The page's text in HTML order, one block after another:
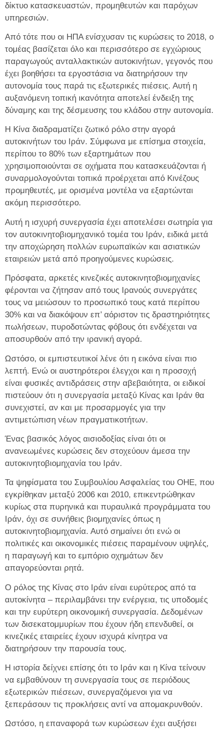
δίκτυο κατασκευαστών, προμηθευτών και παρόχων
υπηρεσιών.
Από τότε που οι ΗΠΑ ενίσχυσαν τις κυρώσεις το 2018, ο
τομέας βασίζεται όλο και περισσότερο σε εγχώριους
παραγωγούς ανταλλακτικών αυτοκινήτων, γεγονός που
έχει βοηθήσει τα εργοστάσια να διατηρήσουν την
αυτονομία τους παρά τις εξωτερικές πιέσεις. Αυτή η
αυξανόμενη τοπική ικανότητα αποτελεί ένδειξη της
δύναμης και της δέσμευσης του κλάδου στην αυτονομία.
Η Κίνα διαδραματίζει ζωτικό ρόλο στην αγορά
αυτοκινήτων του Ιράν. Σύμφωνα με επίσημα στοιχεία,
περίπου το 80% των εξαρτημάτων που
χρησιμοποιούνται σε οχήματα που κατασκευάζονται ή
συναρμολογούνται τοπικά προέρχεται από Κινέζους
προμηθευτές, με ορισμένα μοντέλα να εξαρτώνται
ακόμη περισσότερο.
Αυτή η ισχυρή συνεργασία έχει αποτελέσει σωτηρία για
τον αυτοκινητοβιομηχανικό τομέα του Ιράν, ειδικά μετά
την αποχώρηση πολλών ευρωπαϊκών και ασιατικών
εταιρειών μετά από προηγούμενες κυρώσεις.
Πρόσφατα, αρκετές κινεζικές αυτοκινητοβιομηχανίες
φέρονται να ζήτησαν από τους Ιρανούς συνεργάτες
τους να μειώσουν το προσωπικό τους κατά περίπου
30% και να διακόψουν επ’ αόριστον τις δραστηριότητες
πωλήσεων, πυροδοτώντας φόβους ότι ενδέχεται να
αποσυρθούν από την ιρανική αγορά.
Ωστόσο, οι εμπιστευτικοί λένε ότι η εικόνα είναι πιο
λεπτή. Ενώ οι αυστηρότεροι έλεγχοι και η προσοχή
είναι φυσικές αντιδράσεις στην αβεβαιότητα, οι ειδικοί
πιστεύουν ότι η συνεργασία μεταξύ Κίνας και Ιράν θα
συνεχιστεί, αν και με προσαρμογές για την
αντιμετώπιση νέων πραγματικοτήτων.
Ένας βασικός λόγος αισιοδοξίας είναι ότι οι
ανανεωμένες κυρώσεις δεν στοχεύουν άμεσα την
αυτοκινητοβιομηχανία του Ιράν.
Τα ψηφίσματα του Συμβουλίου Ασφαλείας του ΟΗΕ, που
εγκρίθηκαν μεταξύ 2006 και 2010, επικεντρώθηκαν
κυρίως στα πυρηνικά και πυραυλικά προγράμματα του
Ιράν, όχι σε συνήθεις βιομηχανίες όπως η
αυτοκινητοβιομηχανία. Αυτό σημαίνει ότι ενώ οι
πολιτικές και οικονομικές πιέσεις παραμένουν υψηλές,
η παραγωγή και το εμπόριο οχημάτων δεν
απαγορεύονται ρητά.
Ο ρόλος της Κίνας στο Ιράν είναι ευρύτερος από τα
αυτοκίνητα – περιλαμβάνει την ενέργεια, τις υποδομές
και την ευρύτερη οικονομική συνεργασία. Δεδομένων
των δισεκατομμυρίων που έχουν ήδη επενδυθεί, οι
κινεζικές εταιρείες έχουν ισχυρά κίνητρα να
διατηρήσουν την παρουσία τους.
Η ιστορία δείχνει επίσης ότι το Ιράν και η Κίνα τείνουν
να εμβαθύνουν τη συνεργασία τους σε περιόδους
εξωτερικών πιέσεων, συνεργαζόμενοι για να
ξεπεράσουν τις προκλήσεις αντί να απομακρυνθούν.
Ωστόσο, η επαναφορά των κυρώσεων έχει αυξήσει